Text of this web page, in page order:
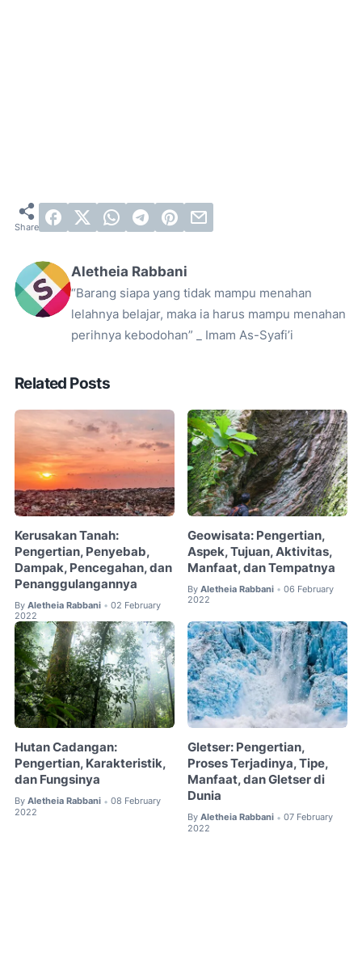
Aletheia Rabbani
“Barang siapa yang tidak mampu menahan
lelahnya belajar, maka ia harus mampu menahan
perihnya kebodohan” _ Imam As-Syafi’i
Related Posts
Kerusakan Tanah:
Pengertian, Penyebab,
Dampak, Pencegahan, dan
Penanggulangannya
By Aletheia Rabbani • 02 February
2022
Geowisata: Pengertian,
Aspek, Tujuan, Aktivitas,
Manfaat, dan Tempatnya
By Aletheia Rabbani • 06 February
2022
Hutan Cadangan:
Pengertian, Karakteristik,
dan Fungsinya
By Aletheia Rabbani • 08 February
2022
Gletser: Pengertian,
Proses Terjadinya, Tipe,
Manfaat, dan Gletser di
Dunia
By Aletheia Rabbani • 07 February
2022